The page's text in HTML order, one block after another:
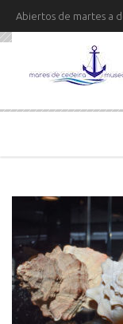
Abiertos de martes a
de